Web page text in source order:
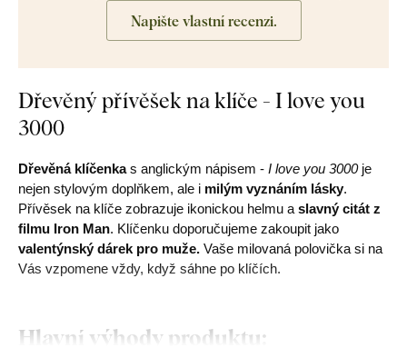
Napište vlastní recenzi.
Dřevěný přívěšek na klíče - I love you
3000
Dřevěná klíčenkas anglickým nápisem - I love you 3000je
nejen stylovým doplňkem, ale i milým vyznáním lásky.
Přívěsek na klíče zobrazuje ikonickou helmu a slavný citát z
filmu Iron Man. Klíčenku doporučujeme zakoupit jako
valentýnský dárek pro muže. Vaše milovaná polovička si na
Vás vzpomene vždy, když sáhne po klíčích.
Hlavní výhody produktu: